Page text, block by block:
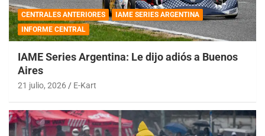
CENTRALES ANTERIORES
IAME SERIES ARGENTINA
INFORME CENTRAL
IAME Series Argentina: Le dijo adiós a Buenos
Aires
21 julio, 2026 E-Kart